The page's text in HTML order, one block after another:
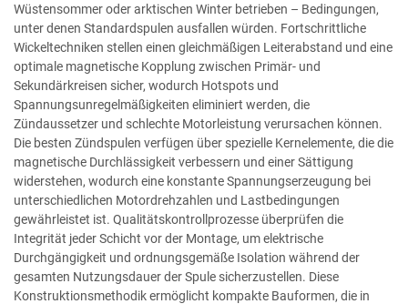
Wüstensommer oder arktischen Winter betrieben – Bedingungen,
unter denen Standardspulen ausfallen würden. Fortschrittliche
Wickeltechniken stellen einen gleichmäßigen Leiterabstand und eine
optimale magnetische Kopplung zwischen Primär- und
Sekundärkreisen sicher, wodurch Hotspots und
Spannungsunregelmäßigkeiten eliminiert werden, die
Zündaussetzer und schlechte Motorleistung verursachen können.
Die besten Zündspulen verfügen über spezielle Kernelemente, die die
magnetische Durchlässigkeit verbessern und einer Sättigung
widerstehen, wodurch eine konstante Spannungserzeugung bei
unterschiedlichen Motordrehzahlen und Lastbedingungen
gewährleistet ist. Qualitätskontrollprozesse überprüfen die
Integrität jeder Schicht vor der Montage, um elektrische
Durchgängigkeit und ordnungsgemäße Isolation während der
gesamten Nutzungsdauer der Spule sicherzustellen. Diese
Konstruktionsmethodik ermöglicht kompakte Bauformen, die in